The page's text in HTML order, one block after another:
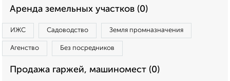
Аренда земельных участков (0)
ИЖС Садоводство Земля промназначения
Агенство Без посредников
Продажа гаржей, машиномест (0)